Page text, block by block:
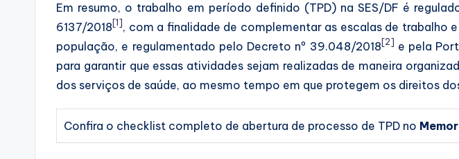
Em resumo, o trabalho em período definido (TPD) na SES/DF é
6137/2018 [1] , com a finalidade de complementar as escalas de trabalho
população, e regulamentado pelo Decreto nº 39.048/2018 [2] e pela
para garantir que essas atividades sejam realizadas de maneira
dos serviços de saúde, ao mesmo tempo em que protegem os direitos
Confira o checklist completo de abertura de processo de TPD no